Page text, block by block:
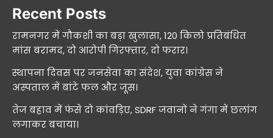
Recent Posts
रामनगर में गौकशी का बड़ा खुलासा, 120 किलो प्रतिबंधित
मांस बरामद, दो आरोपी गिरफ्तार, दो फरार।
स्थापना दिवस पर जनसेवा का संदेश, युवा कांग्रेस ने
अस्पताल में बांटे फल और जूस।
तेज बहाव में फंसे दो कांवड़िए, SDRF जवानों ने गंगा में छलांग
लगाकर बचाया।